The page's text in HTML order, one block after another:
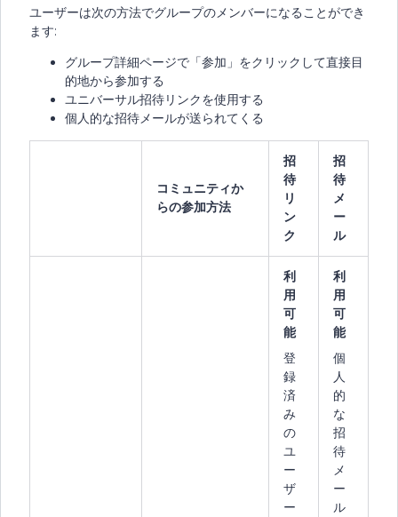
ユーザーは次の方法でグループのメンバーになることができ
ます:
グループ詳細ページで「参加」をクリックして直接目
的地から参加する
ユニバーサル招待リンクを使用する
個人的な招待メールが送られてくる
コミュニティか
らの参加方法
招
待
リ
ン
ク
招
待
メ
ー
ル
利
用
可
能
登
録
済
み
の
ユ
ー
ザ
ー
利
用
可
能
個
人
的
な
招
待
メ
ー
ル